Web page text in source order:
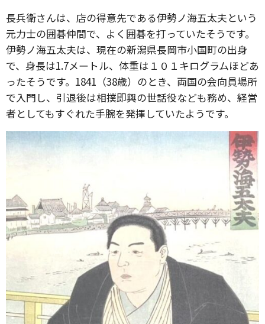
長兵衛さんは、店の得意先である伊勢ノ海五太夫という
元力士の囲碁仲間で、よく囲碁を打っていたそうです。
伊勢ノ海五太夫は、現在の新潟県長岡市小国町の出身
で、身長は1.7メートル、体重は１０１キログラムほどあ
ったそうです。1841（38歳）のとき、両国の会向員場所
で入門し、引退後は相撲即興の世話役なども務め、経営
者としてもすぐれた手腕を発揮していたようです。